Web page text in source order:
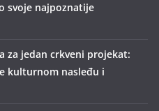
svoje najpoznatije
za jedan crkveni projekat:
kulturnom nasleđu i